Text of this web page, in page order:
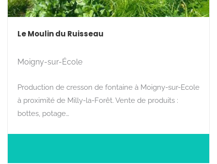
Rechercher
Le Moulin du Ruisseau
Moigny-sur-École
Production de cresson de fontaine à Moigny-sur-Ecole
à proximité de Milly-la-Forêt. Vente de produits :
bottes, potage…